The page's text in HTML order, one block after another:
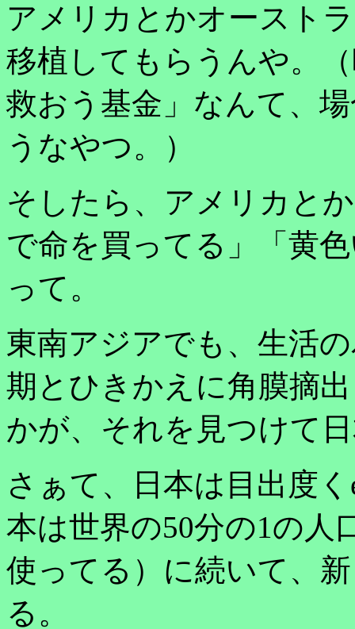
アメリカとかオースト
移植してもらうんや。
救おう基金」なんて、
うなやつ。）
そしたら、アメリカと
で命を買ってる」「黄
って。
東南アジアでも、生活
期とひきかえに角膜摘
かが、それを見つけて
さぁて、日本は目出度
本は世界の50分の1の人
使ってる）に続いて、
る。